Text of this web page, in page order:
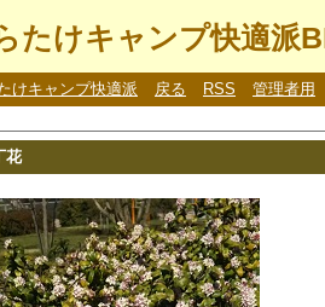
たけキャンプ快適派
けキャンプ快適派 戻る RSS 管理者用
花